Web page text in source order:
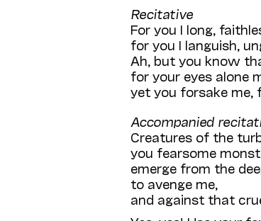
Recitative
For you I long,
for you I languish,
Ah, but you know
for your eyes alone
yet you forsake me,
Accompanied
Creatures of the
you fearsome
emerge from the
to avenge me,
and against that